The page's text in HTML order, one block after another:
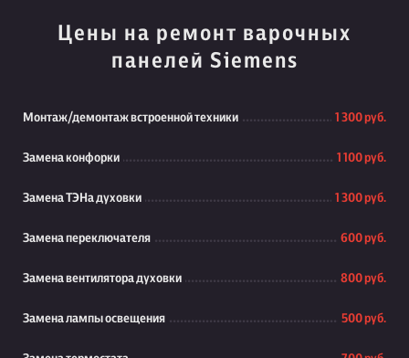
Цены на ремонт варочных
панелей Siemens
Монтаж/демонтаж встроенной техники 1 300 руб.
Замена конфорки 1 100 руб.
Замена ТЭНа духовки 1 300 руб.
Замена переключателя 600 руб.
Замена вентилятора духовки 800 руб.
Замена лампы освещения 500 руб.